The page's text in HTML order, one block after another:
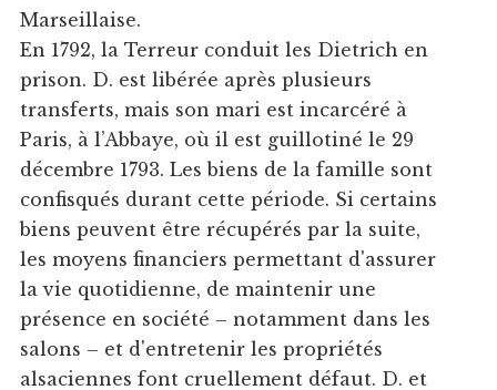
Marseillaise.
En 1792, la Terreur conduit les Dietrich en
prison. D. est libérée après plusieurs
transferts, mais son mari est incarcéré à
Paris, à l’Abbaye, où il est guillotiné le 29
décembre 1793. Les biens de la famille sont
confisqués durant cette période. Si certains
biens peuvent être récupérés par la suite,
les moyens financiers permettant d'assurer
la vie quotidienne, de maintenir une
présence en société – notamment dans les
salons – et d'entretenir les propriétés
alsaciennes font cruellement défaut. D. et